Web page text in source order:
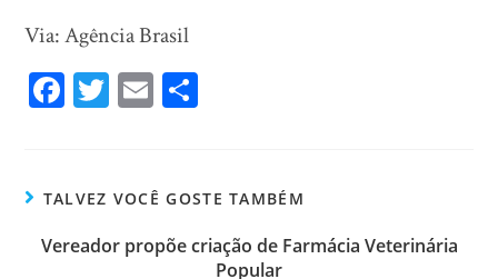
Via: Agência Brasil
Fa
ok
T
er
E
TALVEZ VOCÊ GOSTE TAMBÉM
Vereador propõe criação de Farmácia Veterinária
Popular